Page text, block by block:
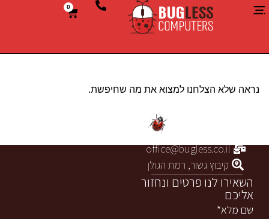
0
נראה שלא הצלחנו למצוא את מה שחיפשת.
054-8307828
office@bugless.co.il
קיבוץ גשור, רמת הגולן
השאירו לנו פרטים ונחזור
אליכם
שם מלא*